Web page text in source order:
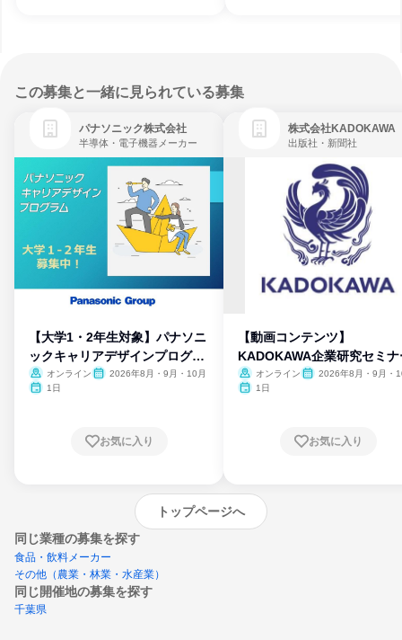
この募集と一緒に見られている募集
パナソニック株式会社
半導体・電子機器メーカー
【大学1・2年生対象】パナソニ
ックキャリアデザインプログラ
ム
オンライン
2026年8月・9月・10月
1日
お気に入り
株式会社KADOKAWA
出版社・新聞社
【動画コンテンツ】
KADOKAWA企業研究セミナ
オンライン
2026年8月・9月・
1日
お気に入り
トップページへ
同じ業種の募集を探す
食品・飲料メーカー
その他（農業・林業・水産業）
同じ開催地の募集を探す
千葉県